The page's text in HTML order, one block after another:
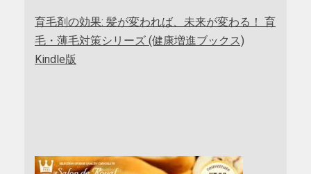
育毛剤の効果: 髪が変われば、未来が変わる！ 育
毛・薄毛対策シリーズ (健康増進ブックス)
Kindle版